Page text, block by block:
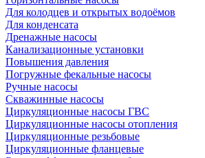
Для колодцев и открытых водоёмов
Для конденсата
Дренажные насосы
Канализационные установки
Повышения давления
Погружные фекальные насосы
Ручные насосы
Скважинные насосы
Циркуляционные насосы ГВС
Циркуляционные насосы отопления
Циркуляционные резьбовые
Циркуляционные фланцевые